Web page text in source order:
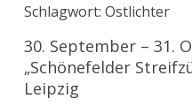
Schlagwort: Ostlichter
30. September – 31.
„Schönefelder
Leipzig